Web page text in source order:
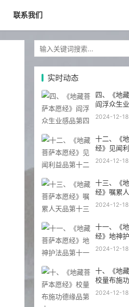
联系我们
实时动态
四、《地
阎浮众生
2024-12-18
十二、《
经》见闻
2024-12-18
十三、《
经》嘱累
2024-12-18
十一、《
经》地神
2024-12-18
十、《地
校量布施
2024-12-18